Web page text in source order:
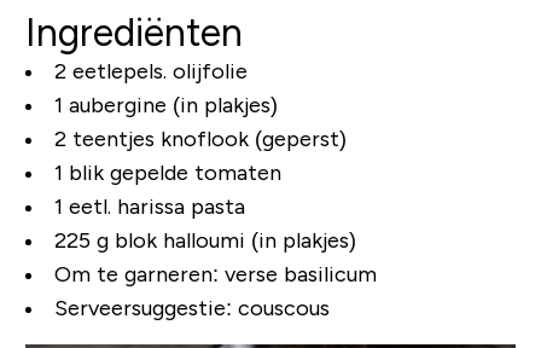
Ingrediënten
2 eetlepels. olijfolie
1 aubergine (in plakjes)
2 teentjes knoflook (geperst)
1 blik gepelde tomaten
1 eetl. harissa pasta
225 g blok halloumi (in plakjes)
Om te garneren: verse basilicum
Serveersuggestie: couscous